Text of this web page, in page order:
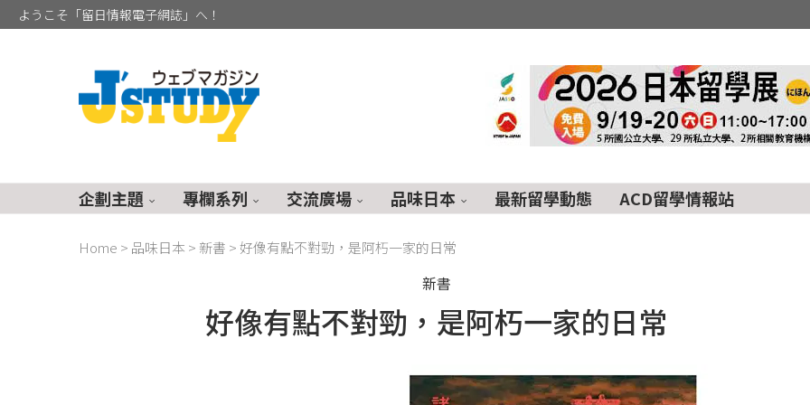
ようこそ「留日情報電子網誌」へ！
企劃主題 專欄系列 交流廣場 品味日本 最新留學動態 ACD留學情報站
Home > 品味日本 > 新書 >好像有點不對勁，是阿朽一家的日常
新書
好像有點不對勁，是阿朽一家的日常